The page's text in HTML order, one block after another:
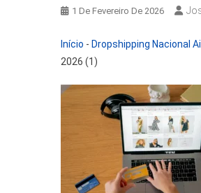
1 De Fevereiro De 2026
Início - Dropshipping Nacional
2026 (1)